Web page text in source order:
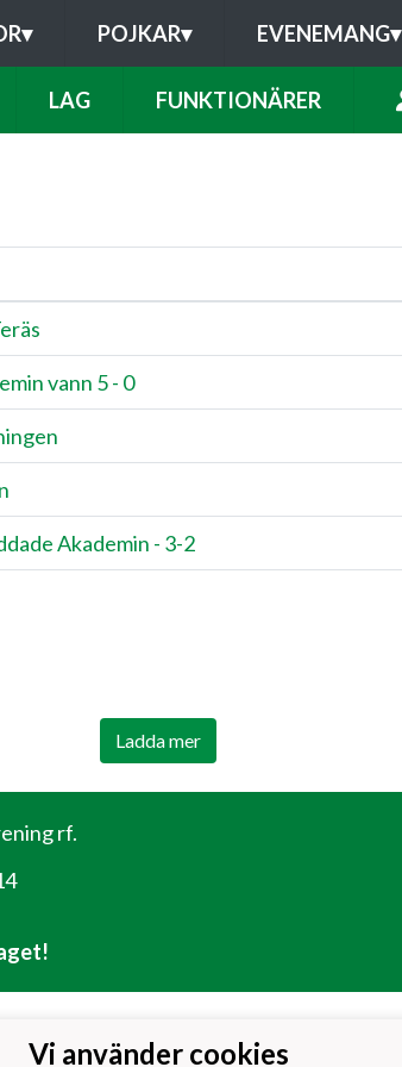
▾ POJKAR▾ EVENEMANG▾
LAG FUNKTIONÄRER
vann 5 - 0
Akademin - 3-2
Ladda mer
rf.
Vi använder cookies